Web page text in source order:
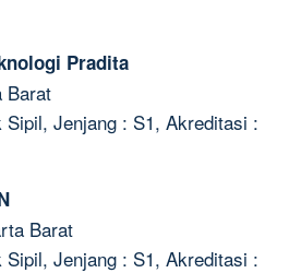
Pradita
Barat
Sipil, Jenjang : S1, Akreditasi :
Barat
Sipil, Jenjang : S1, Akreditasi :